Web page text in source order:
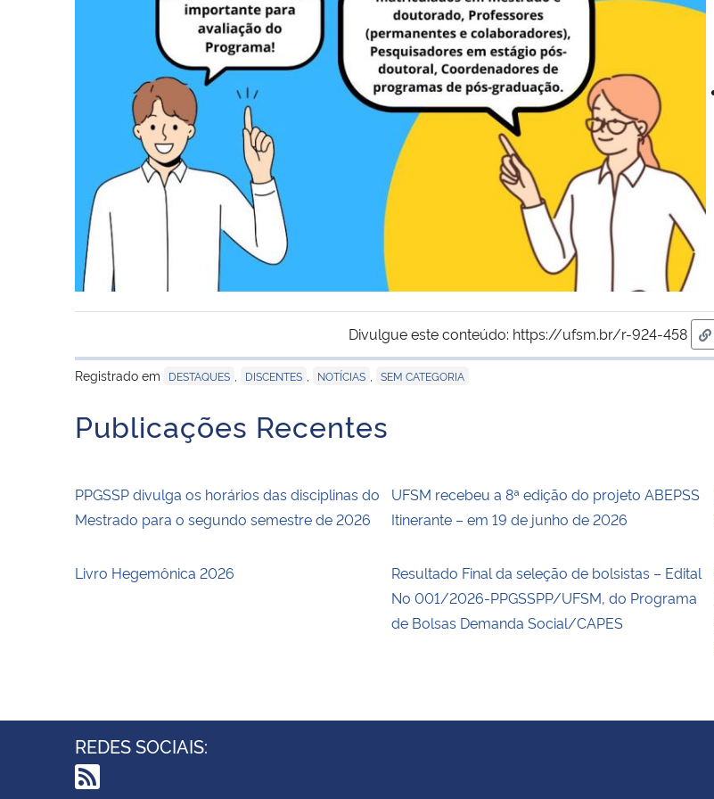
Divulgue este conteúdo: https://ufsm.br/r-924-458
Registrado em
DESTAQUES DISCENTES NOTÍCIAS SEM CATEGORIA
Publicações Recentes
PPGSSP divulga os horários das disciplinas do
Mestrado para o segundo semestre de 2026
UFSM recebeu a 8ª edição do projeto ABEPSS
Itinerante – em 19 de junho de 2026
Livro Hegemônica 2026
Resultado Final da seleção de bolsistas – Edital
No 001/2026-PPGSSPP/UFSM, do Programa
de Bolsas Demanda Social/CAPES
REDES SOCIAIS: